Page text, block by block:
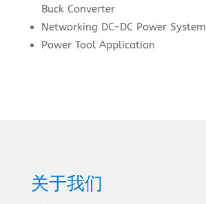
Buck Converter
Networking DC-DC Power System
Power Tool Application
关于我们